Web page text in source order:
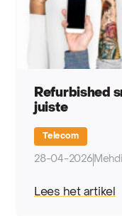
Refurbished
juiste
Telecom
28-04-2026
Lees het artikel